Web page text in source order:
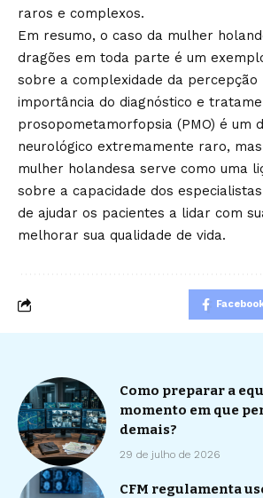
raros e complexos.
Em resumo, o caso da mulher
dragões em toda parte é um
sobre a complexidade da percepção
importância do diagnóstico e
prosopometamorfopsia (PMO) é um
neurológico extremamente raro,
mulher holandesa serve como uma
sobre a capacidade dos
de ajudar os pacientes a lidar com
melhorar sua qualidade de vida.
Como preparar a
momento em que
demais?
29 de julho de 2026
CFM regulamenta